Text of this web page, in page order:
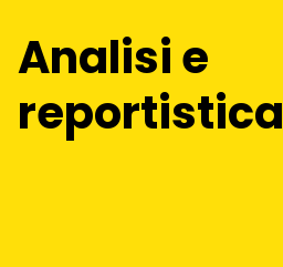
Analisi e
reportistica